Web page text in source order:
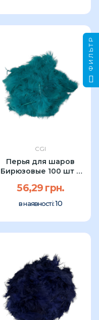
CGI
Перья для шаров
Бирюзовые 100 шт в
56,29 грн.
в наявності:10
ФИЛЬТР